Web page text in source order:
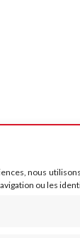
nous
ou les